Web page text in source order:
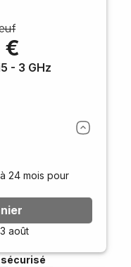
€
- 3 GHz
24 mois pour
août
sécurisé